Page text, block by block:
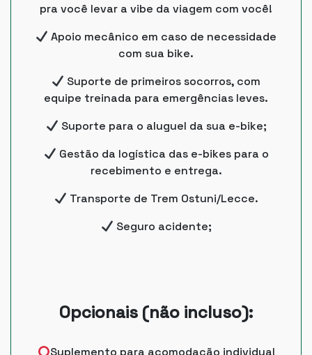
pra você levar a vibe da viagem com você!
Apoio mecânico em caso de necessidade
com sua bike.
Suporte de primeiros socorros, com
equipe treinada para emergências leves.
Suporte para o aluguel da sua e-bike;
Gestão da logística das e-bikes para o
recebimento e entrega.
Transporte de Trem Ostuni/Lecce.
Seguro acidente;
Opcionais (não incluso):
Suplemento para acomodação individual